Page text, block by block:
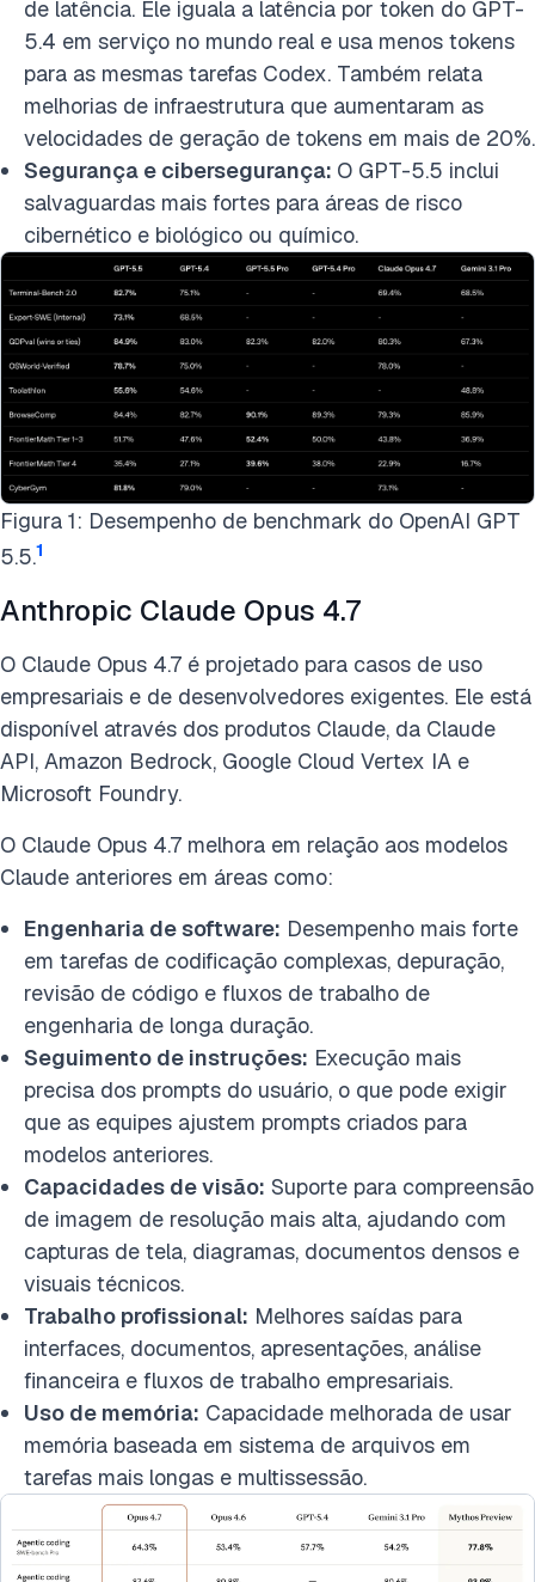
de latência. Ele iguala a latência por token do GPT-
5.4 em serviço no mundo real e usa menos tokens
para as mesmas tarefas Codex. Também relata
melhorias de infraestrutura que aumentaram as
velocidades de geração de tokens em mais de 20%.
Segurança e cibersegurança: O GPT-5.5 inclui
salvaguardas mais fortes para áreas de risco
cibernético e biológico ou químico.
Figura 1: Desempenho de benchmark do OpenAI GPT
5.5.1
Anthropic Claude Opus 4.7
O Claude Opus 4.7 é projetado para casos de uso
empresariais e de desenvolvedores exigentes. Ele está
disponível através dos produtos Claude, da Claude
API, Amazon Bedrock, Google Cloud Vertex IA e
Microsoft Foundry.
O Claude Opus 4.7 melhora em relação aos modelos
Claude anteriores em áreas como:
Engenharia de software: Desempenho mais forte
em tarefas de codificação complexas, depuração,
revisão de código e fluxos de trabalho de
engenharia de longa duração.
Seguimento de instruções: Execução mais
precisa dos prompts do usuário, o que pode exigir
que as equipes ajustem prompts criados para
modelos anteriores.
Capacidades de visão: Suporte para compreensão
de imagem de resolução mais alta, ajudando com
capturas de tela, diagramas, documentos densos e
visuais técnicos.
Trabalho profissional: Melhores saídas para
interfaces, documentos, apresentações, análise
financeira e fluxos de trabalho empresariais.
Uso de memória: Capacidade melhorada de usar
memória baseada em sistema de arquivos em
tarefas mais longas e multissessão.